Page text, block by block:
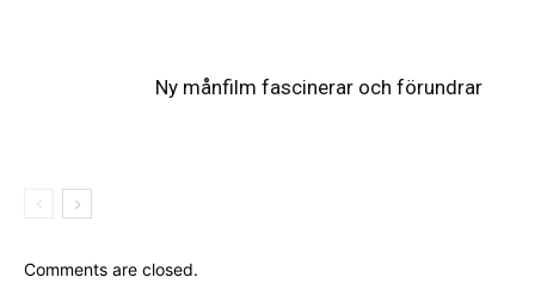
Ny månfilm fascinerar och förundrar
Comments are closed.